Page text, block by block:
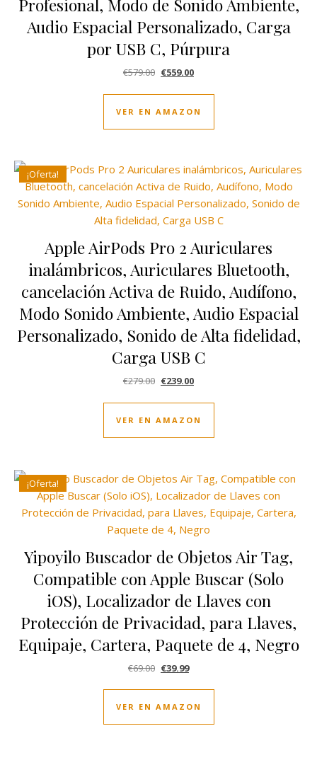
Profesional, Modo de Sonido Ambiente,
Audio Espacial Personalizado, Carga
por USB C, Púrpura
€579.00 El precio original era: €579.00.
€559.00El precio actual es: €559.00.
VER EN AMAZON
¡Oferta!
Apple AirPods Pro 2 Auriculares
inalámbricos, Auriculares Bluetooth,
cancelación Activa de Ruido, Audífono,
Modo Sonido Ambiente, Audio Espacial
Personalizado, Sonido de Alta fidelidad,
Carga USB C
€279.00 El precio original era: €279.00.
€239.00El precio actual es: €239.00.
VER EN AMAZON
¡Oferta!
Yipoyilo Buscador de Objetos Air Tag,
Compatible con Apple Buscar (Solo
iOS), Localizador de Llaves con
Protección de Privacidad, para Llaves,
Equipaje, Cartera, Paquete de 4, Negro
€69.00 El precio original era: €69.00.
€39.99El precio actual es: €39.99.
VER EN AMAZON